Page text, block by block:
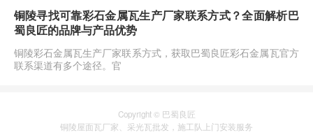
铜陵寻找可靠彩石金属瓦生产厂家联系方式？全面解析巴
蜀良匠的品牌与产品优势
铜陵彩石金属瓦生产厂家联系方式，获取巴蜀良匠彩石金属瓦官方
联系渠道有多个途径。官
Copyright © 巴蜀良匠
铜陵屋面瓦厂家 采光瓦批发，施工队上门安装服务